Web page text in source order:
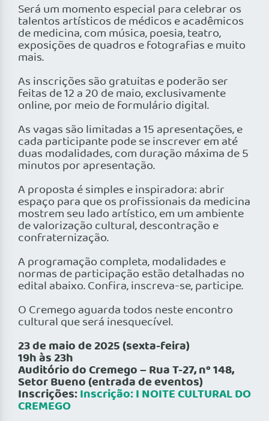
Será um momento especial para celebrar os
talentos artísticos de médicos e acadêmicos
de medicina, com música, poesia, teatro,
exposições de quadros e fotografias e muito
mais.
As inscrições são gratuitas e poderão ser
feitas de 12 a 20 de maio, exclusivamente
online, por meio de formulário digital.
As vagas são limitadas a 15 apresentações, e
cada participante pode se inscrever em até
duas modalidades, com duração máxima de 5
minutos por apresentação.
A proposta é simples e inspiradora: abrir
espaço para que os profissionais da medicina
mostrem seu lado artístico, em um ambiente
de valorização cultural, descontração e
confraternização.
A programação completa, modalidades e
normas de participação estão detalhadas no
edital abaixo. Confira, inscreva-se, participe.
O Cremego aguarda todos neste encontro
cultural que será inesquecível.
23 de maio de 2025 (sexta-feira)
19h às 23h
Auditório do Cremego – Rua T-27, nº 148,
Setor Bueno (entrada de eventos)
Inscrições:Inscrição: I NOITE CULTURAL DO
CREMEGO